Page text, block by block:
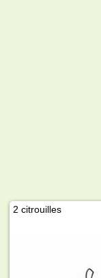
2 citrouilles